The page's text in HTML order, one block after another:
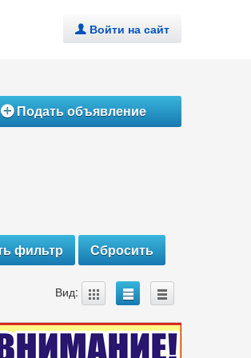
. Войти на сайт
ÁПодать объявление
Вид: A B C